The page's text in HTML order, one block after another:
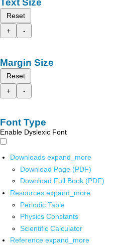
Text Size
Reset
+
-
Margin Size
Reset
+
-
Font Type
Enable Dyslexic Font
Downloads expand_more
Download Page (PDF)
Download Full Book (PDF)
Resources expand_more
Periodic Table
Physics Constants
Scientific Calculator
Reference expand_more